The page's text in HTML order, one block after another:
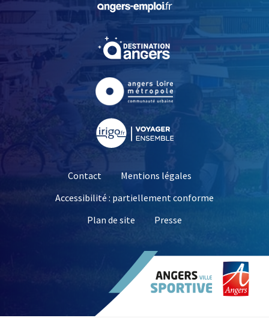
, Ouvre une nouvelle
, Ouvre une nouvelle
Contact
Mentions légales
Accessibilité : partiellement conforme
Plan de site
Presse